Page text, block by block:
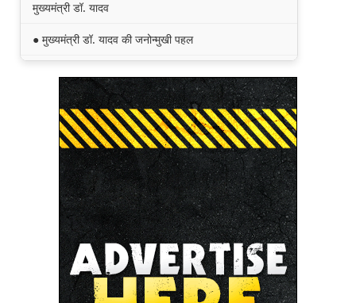
मुख्यमंत्री डॉ. यादव
● मुख्यमंत्री डॉ. यादव की जनोन्मुखी पहल
की पुण्यतिथि पर श्रद्धांजलि अर्पित की
● जन-कल्याणकारी तथा हितग्राही मूलक योजनाओं को अधिक
प्रभावी बनाने के लिए अनुशंसाएं देने उच्च स्तरीय समिति गठित
● मध्यप्रदेश में सृजन संवाद अभियान का शुभारंभ